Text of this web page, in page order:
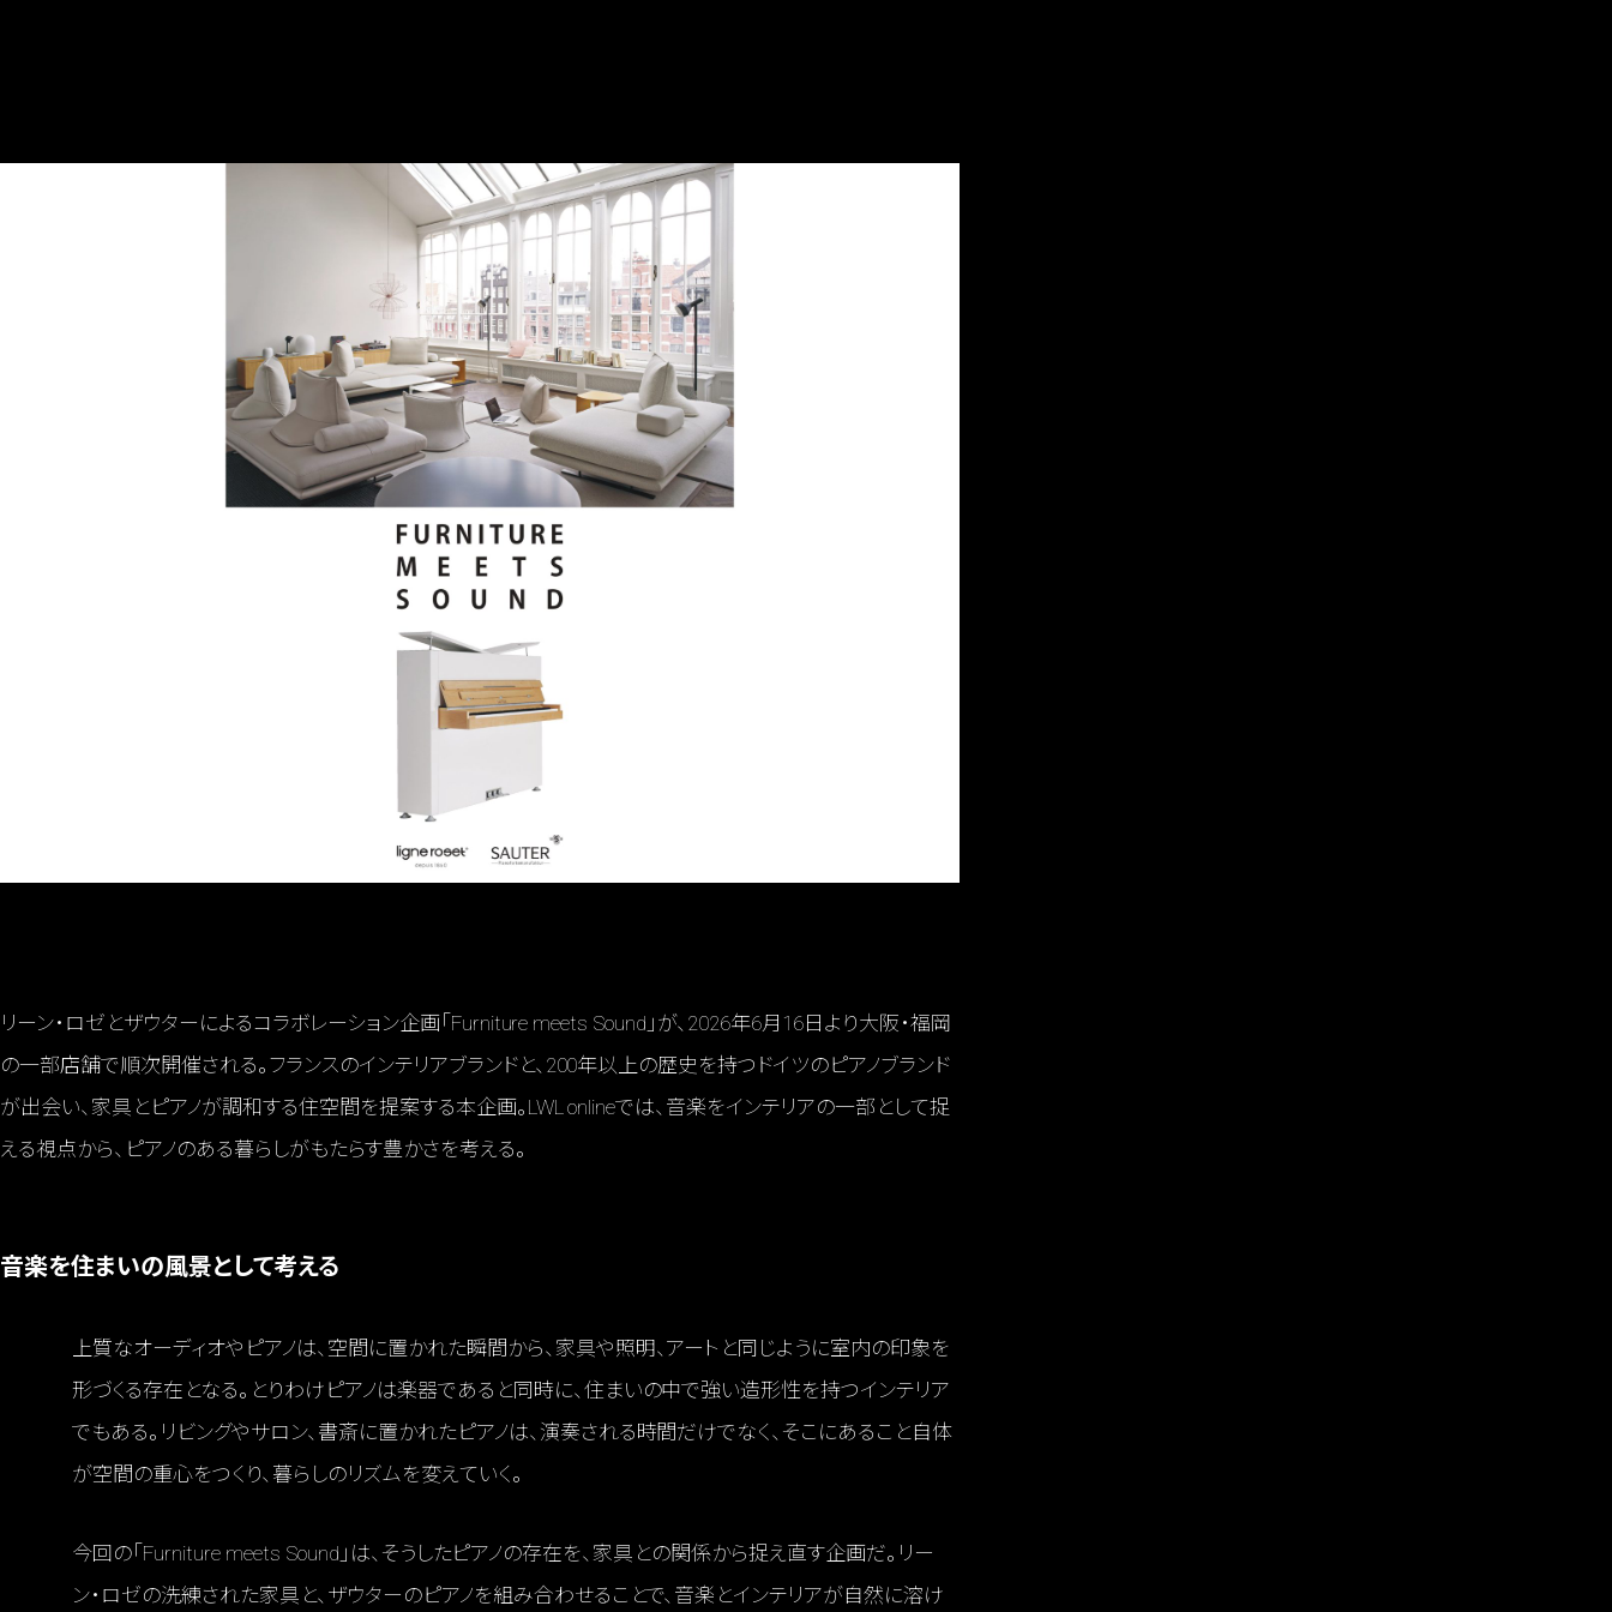
リーン・ロゼとザウターによるコラボレーション企画「Furniture meets Sound」が、2026年6月16日より大阪・福岡
の一部店舗で順次開催される。フランスのインテリアブランドと、200年以上の歴史を持つドイツのピアノブランド
が出会い、家具とピアノが調和する住空間を提案する本企画。LWL onlineでは、音楽をインテリアの一部として捉
える視点から、ピアノのある暮らしがもたらす豊かさを考える。
音楽を住まいの風景として考える
上質なオーディオやピアノは、空間に置かれた瞬間から、家具や照明、アートと同じように室内の印象を
形づくる存在となる。とりわけピアノは楽器であると同時に、住まいの中で強い造形性を持つインテリア
でもある。リビングやサロン、書斎に置かれたピアノは、演奏される時間だけでなく、そこにあること自体
が空間の重心をつくり、暮らしのリズムを変えていく。
今回の「Furniture meets Sound」は、そうしたピアノの存在を、家具との関係から捉え直す企画だ。リー
ン・ロゼの洗練された家具と、ザウターのピアノを組み合わせることで、音楽とインテリアが自然に溶け